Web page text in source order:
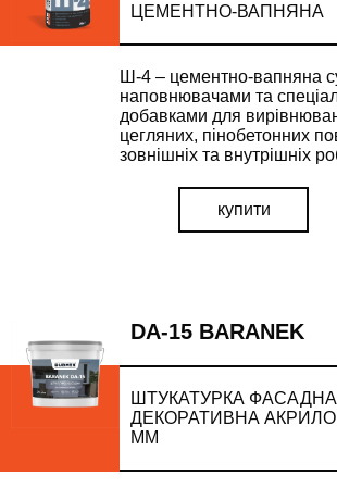
ЦЕМЕНТНО-ВАПНЯНА
Ш-4 – цементно-вапняна
наповнювачами та
добавками для
цегляних, пінобетонних
зовнішніх та внутрішніх
купити
DA-15 BARANEK
ШТУКАТУРКА ФАСАДНА
ДЕКОРАТИВНА
ММ